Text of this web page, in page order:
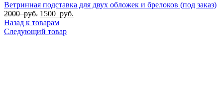
Ветринная подставка для двух обложек и брелоков (под заказ)
2000руб. 1500 руб.
Назад к товарам
Следующий товар